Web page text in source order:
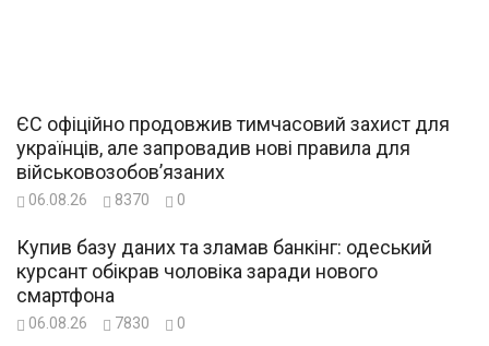
ЄС офіційно продовжив тимчасовий захист для
українців, але запровадив нові правила для
військовозобов’язаних
06.08.26 8370 0
Купив базу даних та зламав банкінг: одеський
курсант обікрав чоловіка заради нового
смартфона
06.08.26 7830 0